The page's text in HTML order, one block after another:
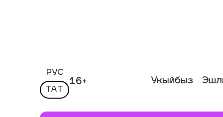
РУС
ТАТ
16+ Укыйбыз